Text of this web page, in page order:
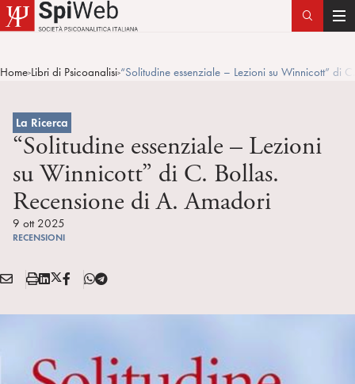
T
g
Home>Libri di Psicoanalisi>“Solitudine essenziale – Lezioni su Winnicott” di
La Ricerca
“Solitudine essenziale – Lezioni
su Winnicott” di C. Bollas.
Recensione di A. Amadori
9 ott 2025
RECENSIONI
Condividi:
E
A
S
a
a
L
n
e
d
X
T
i
t
F
T
l
g